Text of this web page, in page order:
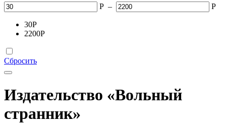
Р – Р
30Р
2200Р
Сбросить
Издательство «Вольный
странник»